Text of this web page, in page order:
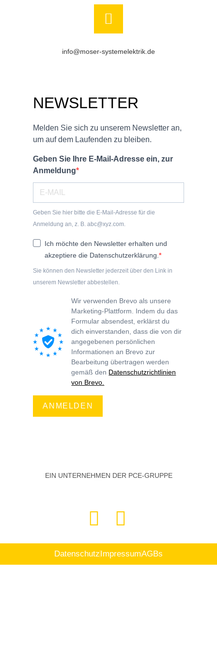
info@moser-systemelektrik.de
NEWSLETTER
Melden Sie sich zu unserem Newsletter an,
um auf dem Laufenden zu bleiben.
Geben Sie Ihre E-Mail-Adresse ein, zur
Anmeldung
Geben Sie hier bitte die E-Mail-Adresse für die
Anmeldung an, z. B. abc@xyz.com.
Ich möchte den Newsletter erhalten und
akzeptiere die Datenschutzerklärung.
Sie können den Newsletter jederzeit über den Link in
unserem Newsletter abbestellen.
Wir verwenden Brevo als unsere
Marketing-Plattform. Indem du das
Formular absendest, erklärst du
dich einverstanden, dass die von dir
angegebenen persönlichen
Informationen an Brevo zur
Bearbeitung übertragen werden
gemäß den Datenschutzrichtlinien
von Brevo.
ANMELDEN
EIN UNTERNEHMEN DER PCE-GRUPPE
DatenschutzImpressumAGBs